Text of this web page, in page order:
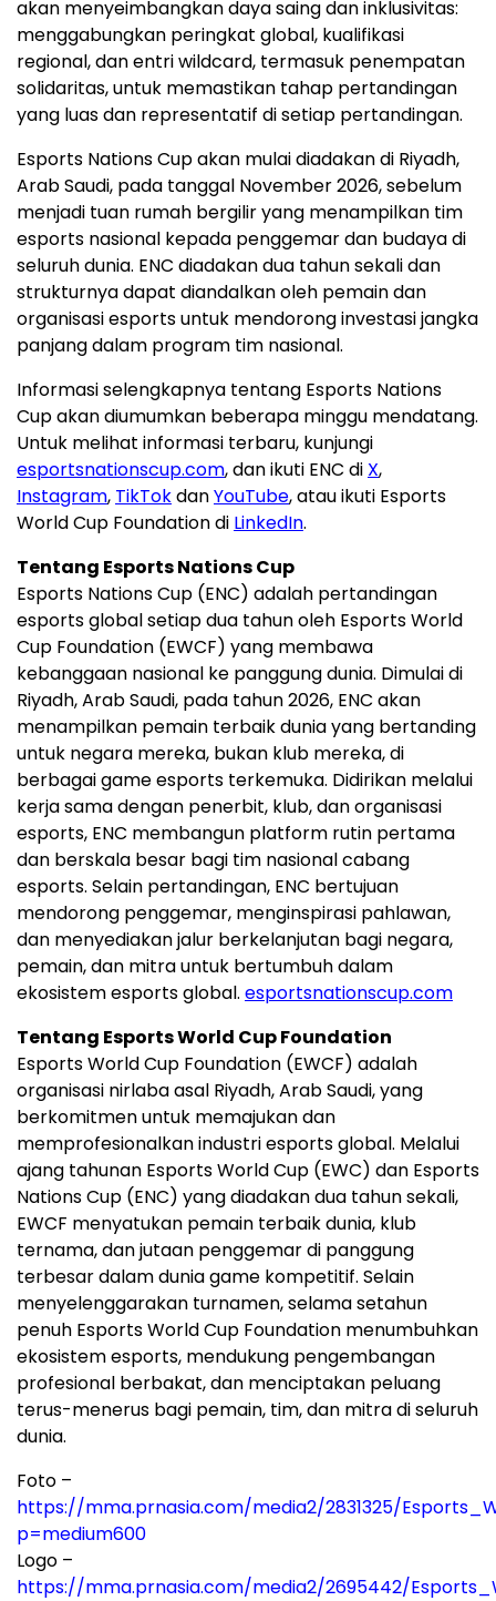
akan menyeimbangkan daya saing dan inklusivitas:
menggabungkan peringkat global, kualifikasi
regional, dan entri wildcard, termasuk penempatan
solidaritas, untuk memastikan tahap pertandingan
yang luas dan representatif di setiap pertandingan.
Esports Nations Cup akan mulai diadakan di Riyadh,
Arab Saudi, pada tanggal November 2026, sebelum
menjadi tuan rumah bergilir yang menampilkan tim
esports nasional kepada penggemar dan budaya di
seluruh dunia. ENC diadakan dua tahun sekali dan
strukturnya dapat diandalkan oleh pemain dan
organisasi esports untuk mendorong investasi jangka
panjang dalam program tim nasional.
Informasi selengkapnya tentang Esports Nations
Cup akan diumumkan beberapa minggu mendatang.
Untuk melihat informasi terbaru, kunjungi
esportsnationscup.com, dan ikuti ENC di X,
Instagram, TikTokdanYouTube, atau ikuti Esports
World Cup Foundation di LinkedIn.
Tentang Esports Nations Cup
Esports Nations Cup (ENC) adalah pertandingan
esports global setiap dua tahun oleh Esports World
Cup Foundation (EWCF) yang membawa
kebanggaan nasional ke panggung dunia. Dimulai di
Riyadh, Arab Saudi, pada tahun 2026, ENC akan
menampilkan pemain terbaik dunia yang bertanding
untuk negara mereka, bukan klub mereka, di
berbagai game esports terkemuka. Didirikan melalui
kerja sama dengan penerbit, klub, dan organisasi
esports, ENC membangun platform rutin pertama
dan berskala besar bagi tim nasional cabang
esports. Selain pertandingan, ENC bertujuan
mendorong penggemar, menginspirasi pahlawan,
dan menyediakan jalur berkelanjutan bagi negara,
pemain, dan mitra untuk bertumbuh dalam
ekosistem esports global. esportsnationscup.com
Tentang Esports World Cup Foundation
Esports World Cup Foundation (EWCF) adalah
organisasi nirlaba asal Riyadh, Arab Saudi, yang
berkomitmen untuk memajukan dan
memprofesionalkan industri esports global. Melalui
ajang tahunan Esports World Cup (EWC) dan Esports
Nations Cup (ENC) yang diadakan dua tahun sekali,
EWCF menyatukan pemain terbaik dunia, klub
ternama, dan jutaan penggemar di panggung
terbesar dalam dunia game kompetitif. Selain
menyelenggarakan turnamen, selama setahun
penuh Esports World Cup Foundation menumbuhkan
ekosistem esports, mendukung pengembangan
profesional berbakat, dan menciptakan peluang
terus-menerus bagi pemain, tim, dan mitra di seluruh
dunia.
Foto –
https://mma.prnasia.com/media2/2831325/
p=medium600
Logo –
https://mma.prnasia.com/media2/2695442/